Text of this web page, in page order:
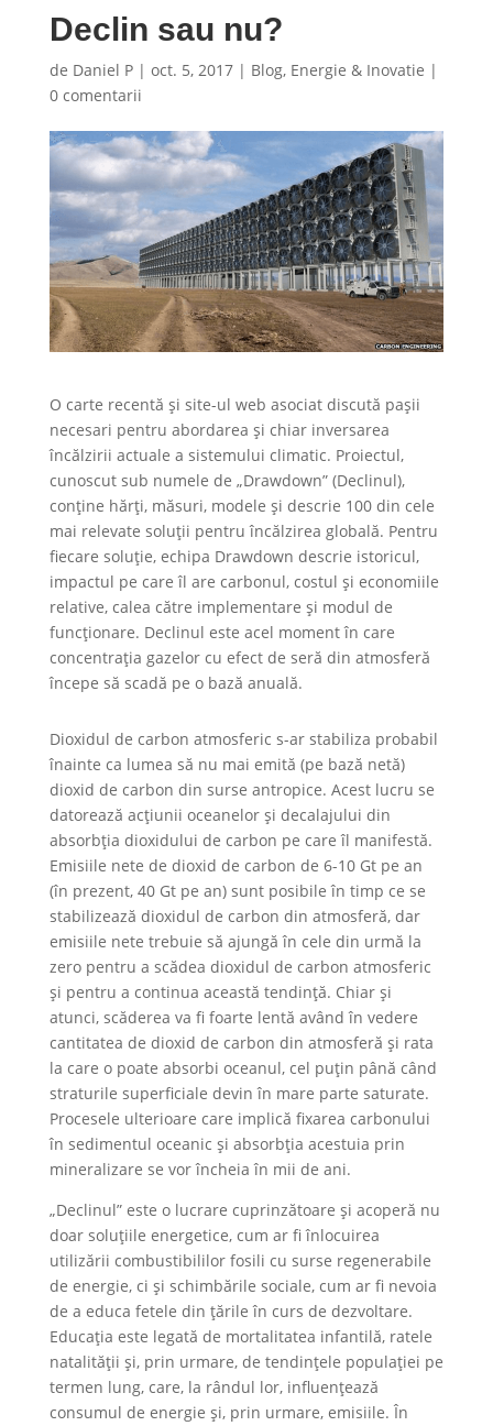
Declin sau nu?
de Daniel P| oct. 5, 2017| Blog, Energie & Inovatie |
0 comentarii
O carte recentă și site-ul web asociat discută pașii
necesari pentru abordarea și chiar inversarea
încălzirii actuale a sistemului climatic. Proiectul,
cunoscut sub numele de „Drawdown” (Declinul),
conține hărți, măsuri, modele și descrie 100 din cele
mai relevate soluții pentru încălzirea globală. Pentru
fiecare soluție, echipa Drawdown descrie istoricul,
impactul pe care îl are carbonul, costul și economiile
relative, calea către implementare și modul de
funcţionare. Declinul este acel moment în care
concentrația gazelor cu efect de seră din atmosferă
începe să scadă pe o bază anuală.
Dioxidul de carbon atmosferic s-ar stabiliza probabil
înainte ca lumea să nu mai emită (pe bază netă)
dioxid de carbon din surse antropice. Acest lucru se
datorează acțiunii oceanelor și decalajului din
absorbția dioxidului de carbon pe care îl manifestă.
Emisiile nete de dioxid de carbon de 6-10 Gt pe an
(în prezent, 40 Gt pe an) sunt posibile în timp ce se
stabilizează dioxidul de carbon din atmosferă, dar
emisiile nete trebuie să ajungă în cele din urmă la
zero pentru a scădea dioxidul de carbon atmosferic
și pentru a continua această tendință. Chiar și
atunci, scăderea va fi foarte lentă având în vedere
cantitatea de dioxid de carbon din atmosferă și rata
la care o poate absorbi oceanul, cel puțin până când
straturile superficiale devin în mare parte saturate.
Procesele ulterioare care implică fixarea carbonului
în sedimentul oceanic și absorbția acestuia prin
mineralizare se vor încheia în mii de ani.
„Declinul” este o lucrare cuprinzătoare și acoperă nu
doar soluțiile energetice, cum ar fi înlocuirea
utilizării combustibililor fosili cu surse regenerabile
de energie, ci și schimbările sociale, cum ar fi nevoia
de a educa fetele din țările în curs de dezvoltare.
Educația este legată de mortalitatea infantilă, ratele
natalității și, prin urmare, de tendințele populației pe
termen lung, care, la rândul lor, influențează
consumul de energie și, prin urmare, emisiile. În